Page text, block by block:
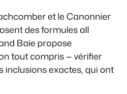
et le Canonnier
des formules all
Baie propose
tout compris — vérifier
inclusions exactes, qui ont